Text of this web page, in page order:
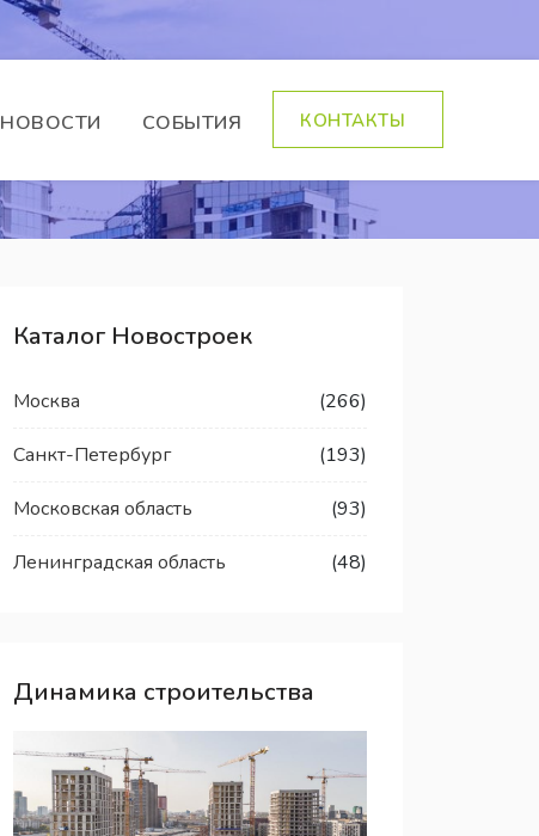
НОВОСТИ СОБЫТИЯ КОНТАКТЫ
Каталог Новостроек
Москва (266)
Санкт-Петербург (193)
Московская область (93)
Ленинградская область (48)
Динамика строительства